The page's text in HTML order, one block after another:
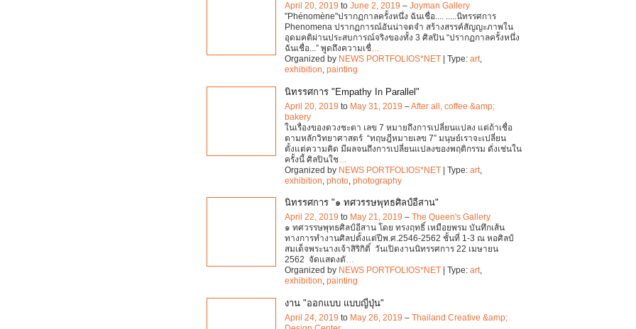
April 20, 2019 to June 2, 2019 – Joyman Gallery
"Phénomène"ปรากฏกาลครั้งหนึ่ง ฉันเชื่อ.... .....นิทรรศการ
Phenomena ปรากฏการณ์อันน่าจดจำ สร้างสรรค์สัญญะภาพใน
อุดมคติผ่านประสบการณ์จริงของทั้ง 3 ศิลปิน “ปรากฏกาลครั้งหนึ่ง
ฉันเชื่อ...” พูดถึงความเชื่…
Organized by NEWS PORTFOLIOS*NET | Type: art,
exhibition, painting
นิทรรศการ "Empathy In Parallel"
April 20, 2019 to May 31, 2019 –After all, coffee &amp;
bakery
ในเรื่องของดวงชะตา เลข 7 หมายถึงการเปลี่ยนแปลง แต่ถ้าเชื่อ
ตามหลักวิทยาศาสตร์ “ทฤษฎีหมายเลข 7” มนุษย์เราจะเปลี่ยน
ตั้งแต่ความคิด มีผลจนถึงการเปลี่ยนแปลงของพฤติกรรม ดั่งเช่นใน
ครั้งนี้ ศิลปินใช
Organized by NEWS PORTFOLIOS*NET | Type: art
exhibition photo photography
นิทรรศการ "๑ ทศวรรษพุทธศิลป์อีสาน"
April 22, 2019 to May 21, 2019 – The Queen's Gallery
๑ ทศวรรษพุทธศิลป์อีสาน โดย ทรงฤทธิ์ เหมือยพรม บันทึกเส้น
ทางการทำงานศิลปตั้งแต่ปีพ.ศ.2546-2562 ชั้นที่ 1-3 ณ หอศิลป์
สมเด็จพระนางเจ้าสิริกิติ์ วันเปิดงานนิทรรศการ 22 เมษายน
2562 จัดแสดงตั…
Organized by NEWS PORTFOLIOS*NET | Type: art,
exhibition, painting
งาน "ออกแบบ แบบญี่ปุ่น"
April 24, 2019 to May 26, 2019 – Thailand Creative &amp;